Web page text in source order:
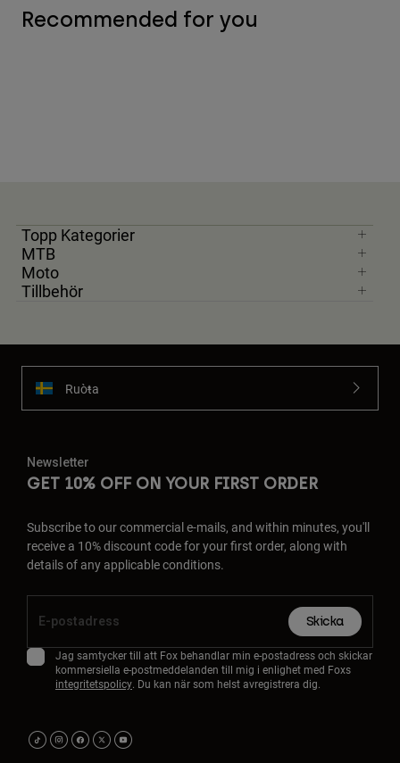
Recommended for you
Topp Kategorier
MTB
Moto
Tillbehör
Ruoŧŧa
Newsletter
GET 10% OFF ON YOUR FIRST ORDER
Subscribe to our commercial e-mails, and within minutes, you'll
receive a 10% discount code for your first order, along with
details of any applicable conditions.
Skicka
Jag samtycker till att Fox behandlar min e-postadress och skickar
kommersiella e-postmeddelanden till mig i enlighet med Foxs
integritetspolicy. Du kan när som helst avregistrera dig.